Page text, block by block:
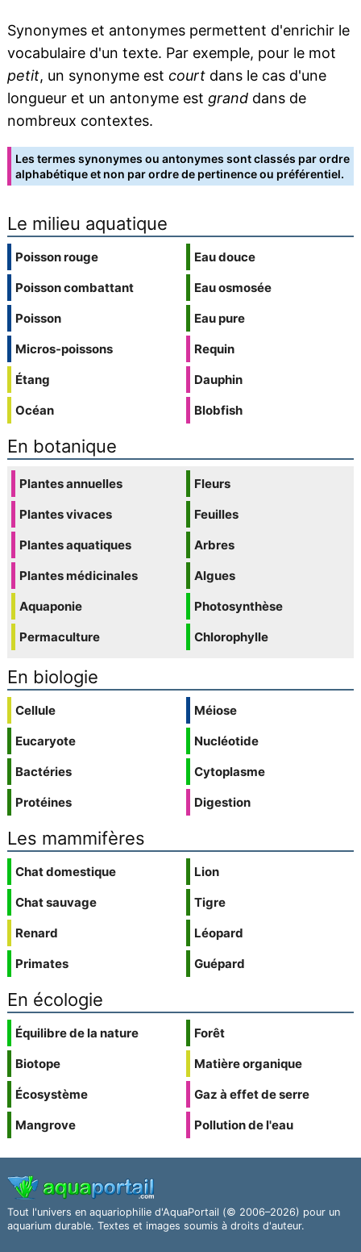
Synonymes et antonymes permettent d'enrichir le
vocabulaire d'un texte. Par exemple, pour le mot
petit, un synonyme est courtdans le cas d'une
longueur et un antonyme est granddans de
nombreux contextes.
Les termes synonymes ou antonymes sont classés par ordre
alphabétique et non par ordre de pertinence ou préférentiel.
Le milieu aquatique
Poisson rouge
Poisson combattant
Poisson
Micros-poissons
Étang
Océan
Eau douce
Eau osmosée
Eau pure
Requin
Dauphin
Blobfish
En botanique
Plantes annuelles
Plantes vivaces
Plantes aquatiques
Plantes médicinales
Aquaponie
Permaculture
Fleurs
Feuilles
Arbres
Algues
Photosynthèse
Chlorophylle
En biologie
Cellule
Eucaryote
Bactéries
Protéines
Méiose
Nucléotide
Cytoplasme
Digestion
Les mammifères
Chat domestique
Chat sauvage
Renard
Primates
Lion
Tigre
Léopard
Guépard
En écologie
Équilibre de la nature
Biotope
Écosystème
Mangrove
Forêt
Matière organique
Gaz à effet de serre
Pollution de l'eau
Tout l'univers en aquariophilie d'AquaPortail (© 2006–2026) pour un
aquarium durable. Textes et images soumis à droits d'auteur.